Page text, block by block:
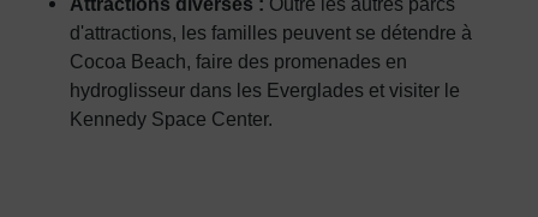
d'attractions, les familles peuvent se détendre à
Cocoa Beach, faire des promenades en
hydroglisseur dans les Everglades et visiter le
Kennedy Space Center.